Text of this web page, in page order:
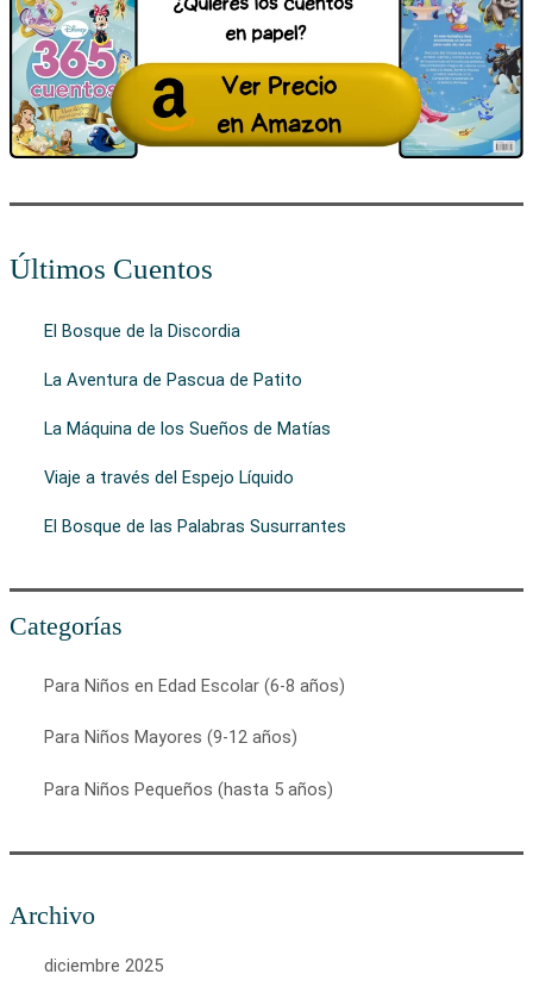
Últimos Cuentos
El Bosque de la Discordia
La Aventura de Pascua de Patito
La Máquina de los Sueños de Matías
Viaje a través del Espejo Líquido
El Bosque de las Palabras Susurrantes
Categorías
Para Niños en Edad Escolar (6-8 años)
Para Niños Mayores (9-12 años)
Para Niños Pequeños (hasta 5 años)
Archivo
diciembre 2025